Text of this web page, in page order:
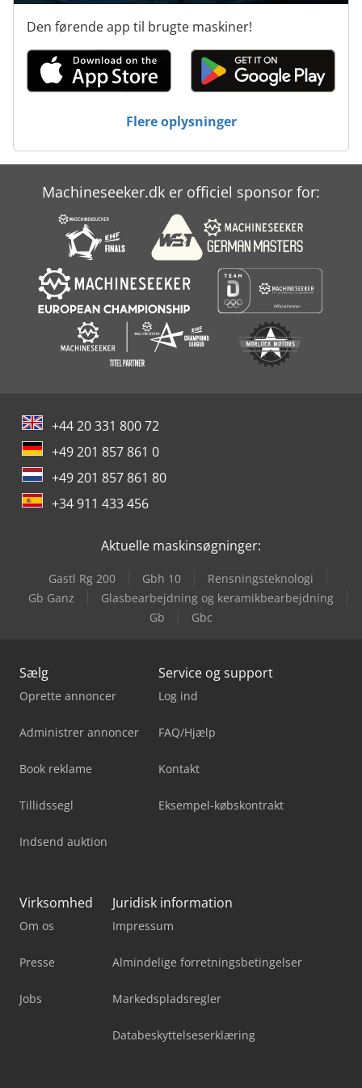
Produktion Af Byggematerialer
Transport Vogn
Tur 560
Den førende app til brugte maskiner!
Flere oplysninger
Machineseeker.dk er officiel sponsor for:
+44 20 331 800 72
+49 201 857 861 0
+49 201 857 861 80
+34 911 433 456
Aktuelle maskinsøgninger:
Gastl Rg 200 Gbh 10
Rensningsteknologi
Gb Ganz
Glasbearbejdning og keramikbearbejdning
Gb
Gbc
Sælg
Oprette annoncer
Administrer annoncer
Book reklame
Tillidssegl
Indsend auktion
Service og support
Log ind
FAQ/Hjælp
Kontakt
Eksempel-købskontrakt
Virksomhed
Om os
Presse
Jobs
Juridisk information
Impressum
Almindelige forretningsbetingelser
Markedspladsregler
Databeskyttelseserklæring